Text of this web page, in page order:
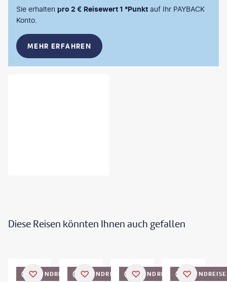
Sie erhalten pro 2 € Reisewert 1 °Punkt auf Ihr PAYBACK
Konto.
MEHR ERFAHREN
Diese Reisen könnten Ihnen auch gefallen
RUNDREISE
RUNDREISE DEAL RUNDREISE
RUNDREISE